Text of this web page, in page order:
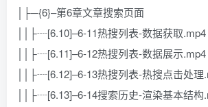
│├─{6}–第6章文章搜索页面
││├┈[6.10]–6-11热搜列表-数据获取.mp4
││├┈[6.11]–6-12热搜列表-数据展示.mp4
││├┈[6.12]–6-13热搜列表-热搜点击处理
││├┈[6.13]–6-14搜索历史-渲染基本结构